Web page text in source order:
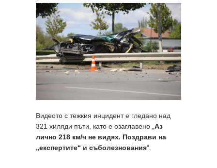
Видеото с тежкия инцидент е гледано над
321 хиляди пъти, като е озаглавено „ Аз
лично 218 км/ч не видях. Поздрави на
„експертите“ и съболезнования“.